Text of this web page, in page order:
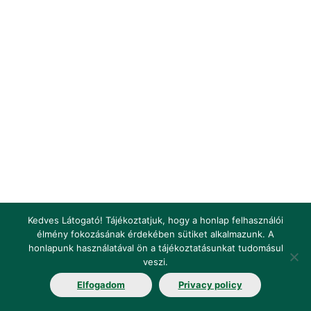
Impresszum Jogi nyilatkozat Jogszabályok
Fogalomtár Elérhetőségek Álláshirdetés
Kedves Látogató! Tájékoztatjuk, hogy a honlap felhasználói
élmény fokozásának érdekében sütiket alkalmazunk. A
honlapunk használatával ön a tájékoztatásunkat tudomásul
veszi.
Elfogadom Privacy policy